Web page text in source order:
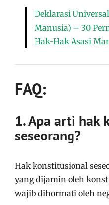
Deklarasi
Manusia) – 30
Hak-Hak Asasi
FAQ:
1. Apa arti hak
seseorang?
Hak konstitusional
yang dijamin oleh
wajib dihormati oleh